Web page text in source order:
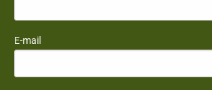
E-mail